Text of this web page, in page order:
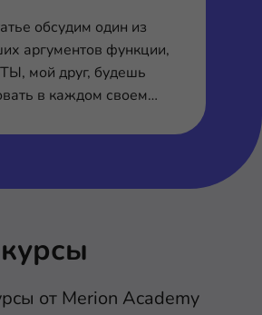
обсудим один из
аргументов функции,
мой друг, будешь
в каждом своем
от Merion Academy